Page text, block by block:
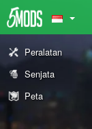
Peralatan
Senjata
Peta